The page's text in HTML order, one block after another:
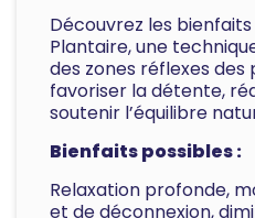
Découvrez les
Plantaire, une
des zones réflexes des
favoriser la détente,
soutenir l’équilibre
Bienfaits possibles :
Relaxation profonde,
et de déconnexion,